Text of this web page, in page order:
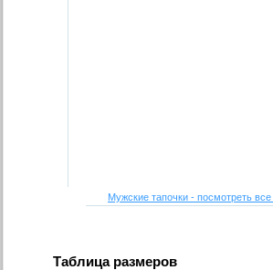
Мужские тапочки - посмотреть
Таблица размеров